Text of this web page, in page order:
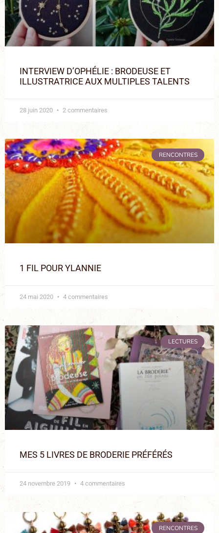
INTERVIEW D’OPHÉLIE : BRODEUSE ET
ILLUSTRATRICE AUX MULTIPLES TALENTS
28 juin 2020 2 commentaires
RENCONTRES
1 FIL POUR YLANNIE
24 mai 2020 4 commentaires
LECTURES
MES 5 LIVRES DE BRODERIE PRÉFÉRÉS
24 novembre 2019 4 commentaires
RENCONTRES